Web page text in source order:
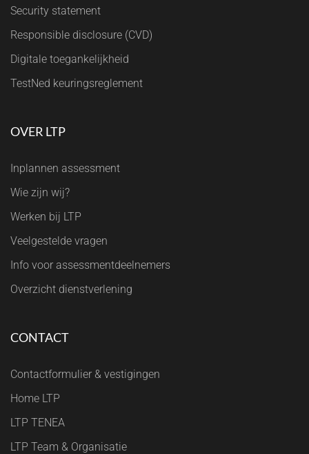
Security statement
Responsible disclosure (CVD)
Digitale toegankelijkheid
TestNed keuringsreglement
OVER LTP
Inplannen assessment
Wie zijn wij?
Werken bij LTP
Veelgestelde vragen
Info voor assessmentdeelnemers
Overzicht dienstverlening
CONTACT
Contactformulier & vestigingen
Home LTP
LTP TENEA
LTP Team & Organisatie